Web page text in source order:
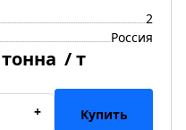
2
Россия
/ т
+ Купить